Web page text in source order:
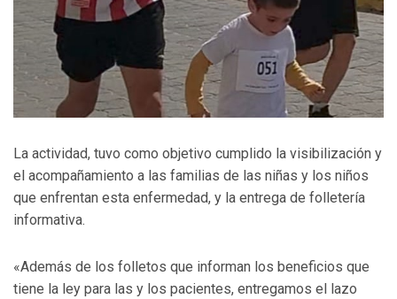
La actividad, tuvo como objetivo cumplido la visibilización y
el acompañamiento a las familias de las niñas y los niños
que enfrentan esta enfermedad, y la entrega de folletería
informativa.
«Además de los folletos que informan los beneficios que
tiene la ley para las y los pacientes, entregamos el lazo